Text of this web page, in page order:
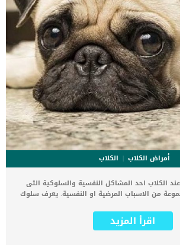
أمراض الكلاب
الكلاب
الكلاب احد المشاكل النفسية والسلوكية التى
من الاسباب المرضية او النفسية. يعرف سلوك
من الأنشطة أو الحركات التي ليس لها هدف أو
المتكرر يتداخل مع الأداء السلوكي الطبيعي,
اقرأ المزيد